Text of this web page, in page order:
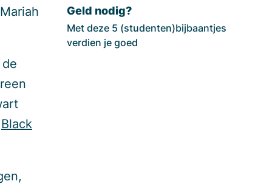
Black
Geld nodig?
Met deze 5 (studenten)bijbaantjes
verdien je goed